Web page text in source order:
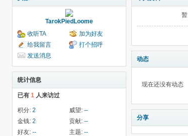
TarokPiedLoome
收听TA
加为好友
给我留言
打个招呼
发送消息
统计信息
已有 1 人来访过
积分: 2 威望: --
金钱: 2 贡献: --
好友: -- 主题: --
动态
现在还没有动态
分享